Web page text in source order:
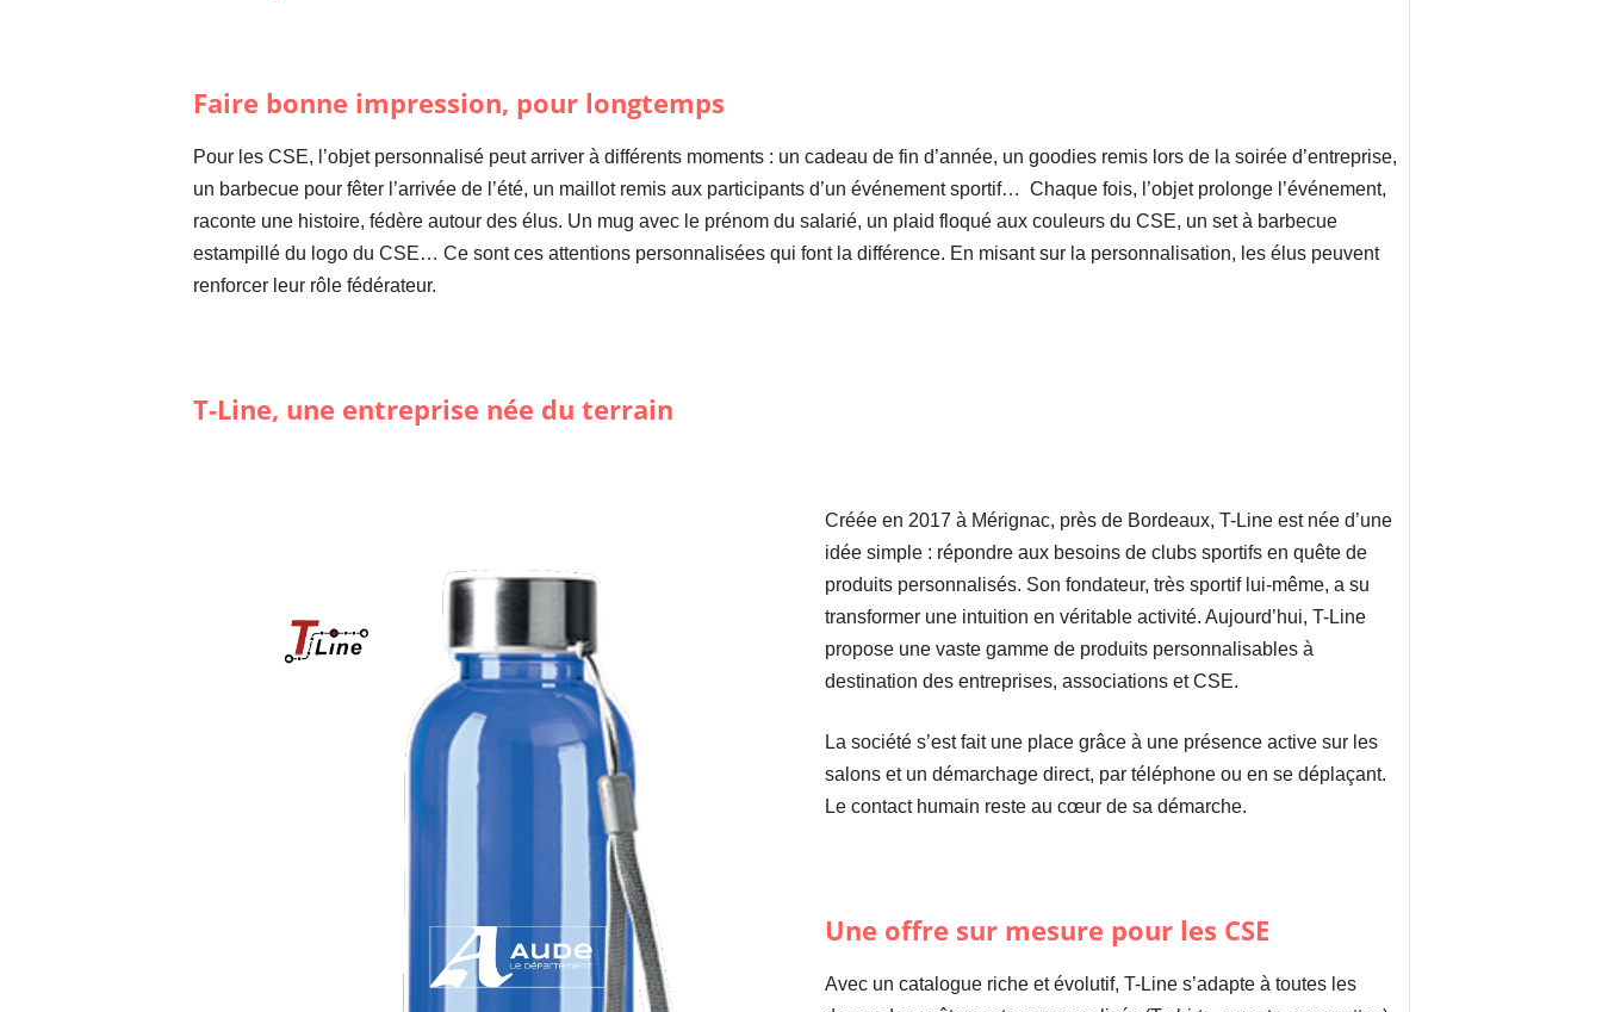
Faire bonne impression, pour longtemps
Pour les CSE, l’objet personnalisé peut arriver à différents moments : un cadeau de fin d’année, un goodies remis lors de la soirée d’entreprise,
un barbecue pour fêter l’arrivée de l’été, un maillot remis aux participants d’un événement sportif… Chaque fois, l’objet prolonge l’événement,
raconte une histoire, fédère autour des élus. Un mug avec le prénom du salarié, un plaid floqué aux couleurs du CSE, un set à barbecue
estampillé du logo du CSE… Ce sont ces attentions personnalisées qui font la différence. En misant sur la personnalisation, les élus peuvent
renforcer leur rôle fédérateur.
T-Line, une entreprise née du terrain
Créée en 2017 à Mérignac, près de Bordeaux, T-Line est née d’une
idée simple : répondre aux besoins de clubs sportifs en quête de
produits personnalisés. Son fondateur, très sportif lui-même, a su
transformer une intuition en véritable activité. Aujourd’hui, T-Line
propose une vaste gamme de produits personnalisables à
destination des entreprises, associations et CSE.
La société s’est fait une place grâce à une présence active sur les
salons et un démarchage direct, par téléphone ou en se déplaçant.
Le contact humain reste au cœur de sa démarche.
Une offre sur mesure pour les CSE
Avec un catalogue riche et évolutif, T-Line s’adapte à toutes les